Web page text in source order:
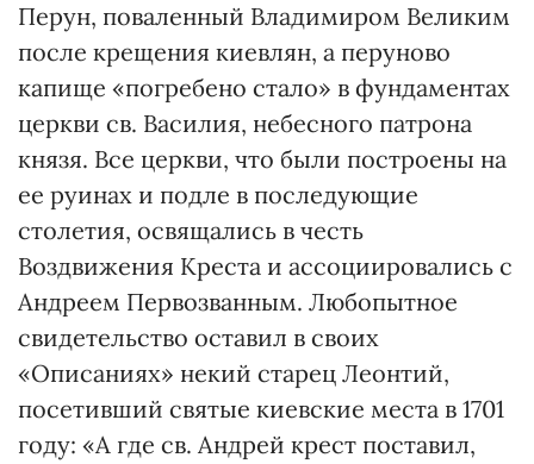
Перун, поваленный Владимиром Великим
после крещения киевлян, а перуново
капище «погребено стало» в фундаментах
церкви св. Василия, небесного патрона
князя. Все церкви, что были построены на
ее руинах и подле в последующие
столетия, освящались в честь
Воздвижения Креста и ассоциировались с
Андреем Первозванным. Любопытное
свидетельство оставил в своих
«Описаниях» некий старец Леонтий,
посетивший святые киевские места в 1701
году: «А где св. Андрей крест поставил,